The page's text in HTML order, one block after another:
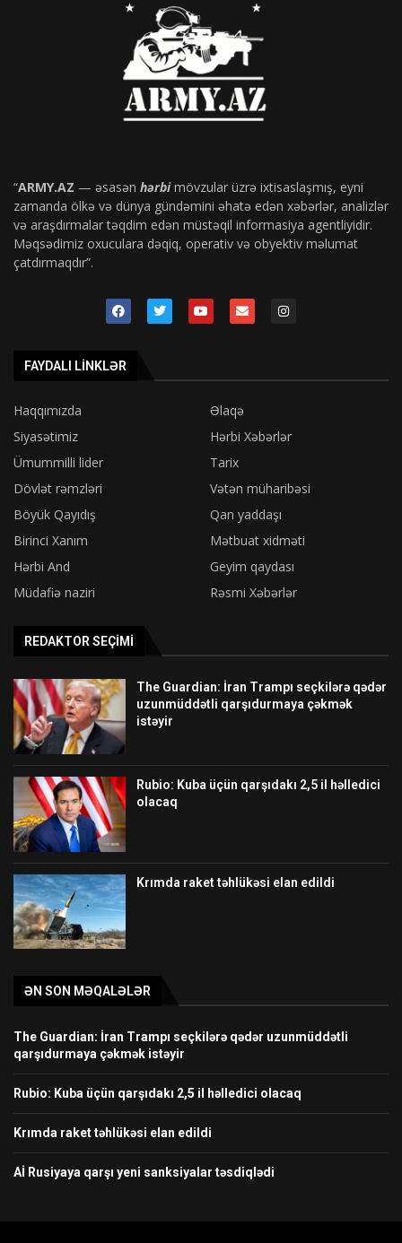
“ARMY.AZ — əsasən hərbimövzular üzrə ixtisaslaşmış, eyni
zamanda ölkə və dünya gündəmini əhatə edən xəbərlər, analizlər
və araşdırmalar təqdim edən müstəqil informasiya agentliyidir.
Məqsədimiz oxuculara dəqiq, operativ və obyektiv məlumat
çatdırmaqdır”.
FAYDALI LINKLƏR
Haqqımızda
Əlaqə
Siyasətimiz
Hərbi Xəbərlər
Ümummilli lider
Tarix
Dövlət rəmzləri
Vətən müharibəsi
Böyük Qayıdış
Qan yaddaşı
Birinci Xanım
Mətbuat xidməti
Hərbi And
Geyim qaydası
Müdafiə naziri
Rəsmi Xəbərlər
REDAKTOR SEÇIMI
The Guardian: İran Trampı seçkilərə qədər
uzunmüddətli qarşıdurmaya çəkmək
istəyir
Rubio: Kuba üçün qarşıdakı 2,5 il həlledici
olacaq
Krımda raket təhlükəsi elan edildi
ƏN SON MƏQALƏLƏR
The Guardian: İran Trampı seçkilərə qədər uzunmüddətli
qarşıdurmaya çəkmək istəyir
Rubio: Kuba üçün qarşıdakı 2,5 il həlledici olacaq
Krımda raket təhlükəsi elan edildi
Aİ Rusiyaya qarşı yeni sanksiyalar təsdiqlədi